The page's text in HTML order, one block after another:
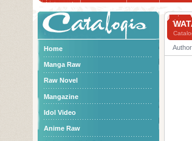
Catalogis
Home
Manga Raw
Raw Novel
Mangazine
Idol Video
Anime Raw